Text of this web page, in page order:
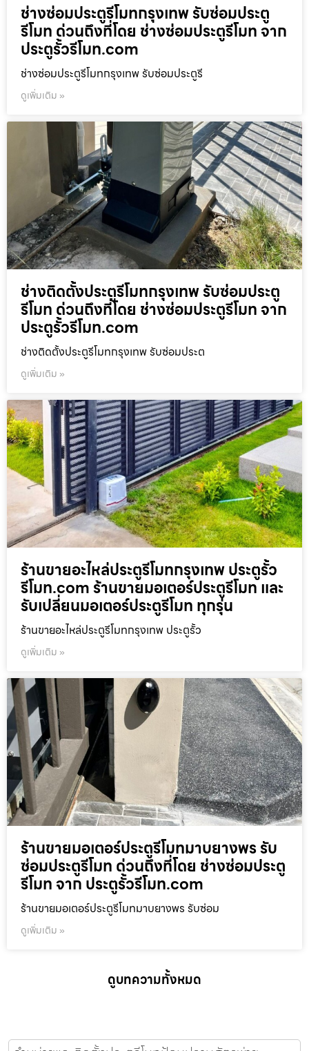
ช่างซ่อมประตูรีโมทกรุงเทพ รับซ่อมประตู
รีโมท ด่วนถึงที่โดย ช่างซ่อมประตูรีโมท จาก
ประตูรั้วรีโมท.com
ช่างซ่อมประตูรีโมทกรุงเทพ รับซ่อมประตูรี
ดูเพิ่มเติม »
ช่างติดตั้งประตูรีโมทกรุงเทพ รับซ่อมประตู
รีโมท ด่วนถึงที่โดย ช่างซ่อมประตูรีโมท จาก
ประตูรั้วรีโมท.com
ช่างติดตั้งประตูรีโมทกรุงเทพ รับซ่อมประต
ดูเพิ่มเติม »
ร้านขายอะไหล่ประตูรีโมทกรุงเทพ ประตูรั้ว
รีโมท.com ร้านขายมอเตอร์ประตูรีโมท และ
รับเปลี่ยนมอเตอร์ประตูรีโมท ทุกรุ่น
ร้านขายอะไหล่ประตูรีโมทกรุงเทพ ประตูรั้ว
ดูเพิ่มเติม »
ร้านขายมอเตอร์ประตูรีโมทมาบยางพร รับ
ซ่อมประตูรีโมท ด่วนถึงที่โดย ช่างซ่อมประตู
รีโมท จาก ประตูรั้วรีโมท.com
ร้านขายมอเตอร์ประตูรีโมทมาบยางพร รับซ่อม
ดูเพิ่มเติม »
ดูบทความทั้งหมด